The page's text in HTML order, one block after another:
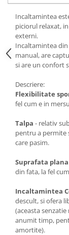
Incaltamintea
piciorul relaxat,
externi.
Incaltamintea
manual, are
si are un confort
Descriere:
Flexibilitate
fel cum e in
Talpa - relativ
pentru a permite
care pasim.
Suprafata plana
din fata, la fel
Incaltamintea
descult, si ofera
(aceasta
anumit timp,
amortite).